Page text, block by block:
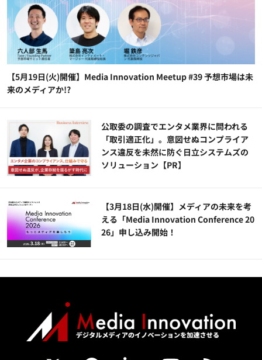
【5月19日(火)開催】Media Innovation Meetup #39 予想市場は未
来のメディアか!?
公​​取委の調査でエンタメ業界に問われる
「取引適正化」。意図せぬコンプライア
ンス違反を未然に防ぐ日立システムズの
ソリューション​【PR】
【3月18日(水)開催】メディアの未来を考
える「Media Innovation Conference 20
26」申し込み開始！